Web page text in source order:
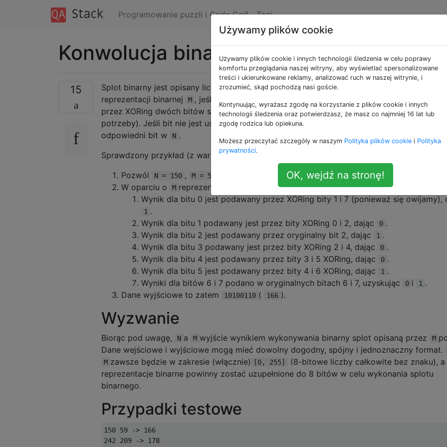
Programowanie puzzli i Code Golf Tagi
Konwolucja binarna
15 Splot binarny jest opisany liczbą M i jest stosowany do liczby
reprezentacji binarnej
M , jeśli bit jest ustawiony (
), odpowiedni bit na wyjściu jest
przez XORing dwóch bitów sąsiadujących z odpowiednim bitem w N (owijanie w razie
potrzeby). Jeśli bit nie jest ustawiony ( 0 ), odpowiedni bit na wyjściu jest podawany przez
odpowiedni bit w
N .
Sprawdzony przykład (z wartościami 8-bitowymi):
Pozwól
N = 150 , M = 59 . Ich reprezentacje binarne to (odpowiednio)
W oparciu o
M reprezentację binarną, bity 0, 1, 3, 4 i 5 są splecione.
Wynik dla bitu 0 jest podawany przez XORing bity 1 i 7 (ponieważ się owijamy),
1 .
Wynik dla bitu 1 podawany jest przez bity XORing 0 i 2, dając
0 .
Wynik dla bitu 2 jest podawany przez oryginalny bit 2, dając
1 .
Wynik dla bitu 3 podawany jest przez bity XORing 2 i 4, dając
0 .
Wynik dla bitu 4 jest podawany przez bity 3 i 5 XORing, dając
0 .
Wynik dla bitu 5 jest podawany przez bity 4 i 6 XORing, dając
1 .
Wyniki dla bitów 6 i 7 podano w oryginalnych bitach 6 i 7, uzyskując
0 i 1 .
Dane wyjściowe to zatem
10100110 ( 166 ).
Wyzwanie
Biorąc pod uwagę, N a M wyjście wynikiem wykonywania binarny splot opisaną przez M
Dane wejściowe i wyjściowe mogą mieć dowolny dogodny, spójny i jednoznaczny format.
M zawsze będzie w zakresie (włącznie) [0, 255]
(8-bitowe liczby całkowite bez znaku), a
reprezentacje binarne powinny zostać uzupełnione do 8 bitów w celu wykonania splotu
binarnego.
Przypadki testowe
150 59 -> 166
242 209 -> 178
Używamy plików cookie
Używamy plików cookie i innych technologii śledzenia w celu poprawy
komfortu przeglądania naszej witryny, aby wyświetlać spersonalizowane
treści i ukierunkowane reklamy, analizować ruch w naszej witrynie, i
zrozumieć, skąd pochodzą nasi goście.
Kontynuując, wyrażasz zgodę na korzystanie z plików cookie i innych
technologii śledzenia oraz potwierdzasz, że masz co najmniej 16 lat lub
zgodę rodzica lub opiekuna.
Możesz przeczytać szczegóły w naszym Polityka plików cookie i Polityka
prywatności.
OK, wejdź na stronę!